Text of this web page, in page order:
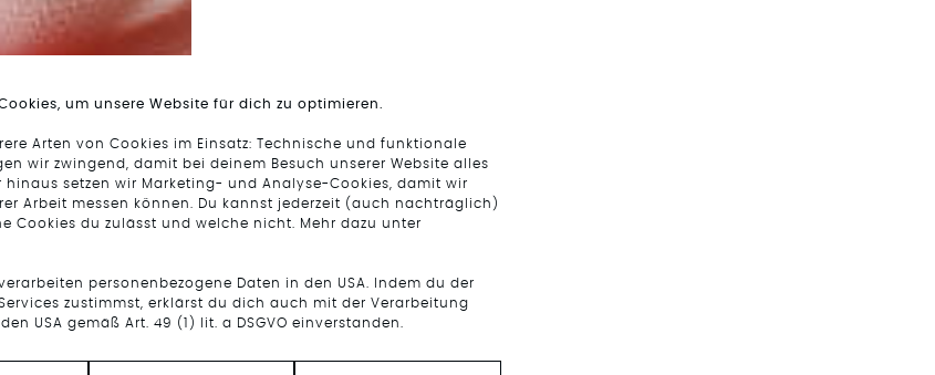
um unsere Website für dich zu optimieren.
Arten von Cookies im Einsatz: Technische und funktionale
wir zwingend, damit bei deinem Besuch unserer Website alles
hinaus setzen wir Marketing- und Analyse-Cookies, damit wir
Arbeit messen können. Du kannst jederzeit (auch nachträglich)
Cookies du zulässt und welche nicht. Mehr dazu unter
personenbezogene Daten in den USA. Indem du der
zustimmst, erklärst du dich auch mit der Verarbeitung
USA gemäß Art. 49 (1) lit. a DSGVO einverstanden.